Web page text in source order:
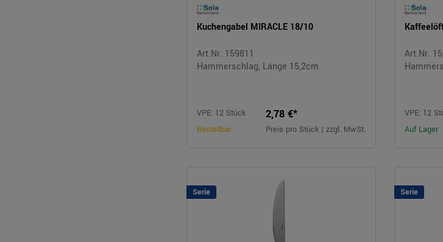
Kuchengabel MIRACLE 18/10
Art.Nr. 159811
Hammerschlag, Länge 15,2cm
VPE: 12 Stück
Bestellbar
2,78 €*
Preis pro Stück | zzgl. MwSt.
Art.Nr.
VPE: 12
Auf Lager
Serie Serie